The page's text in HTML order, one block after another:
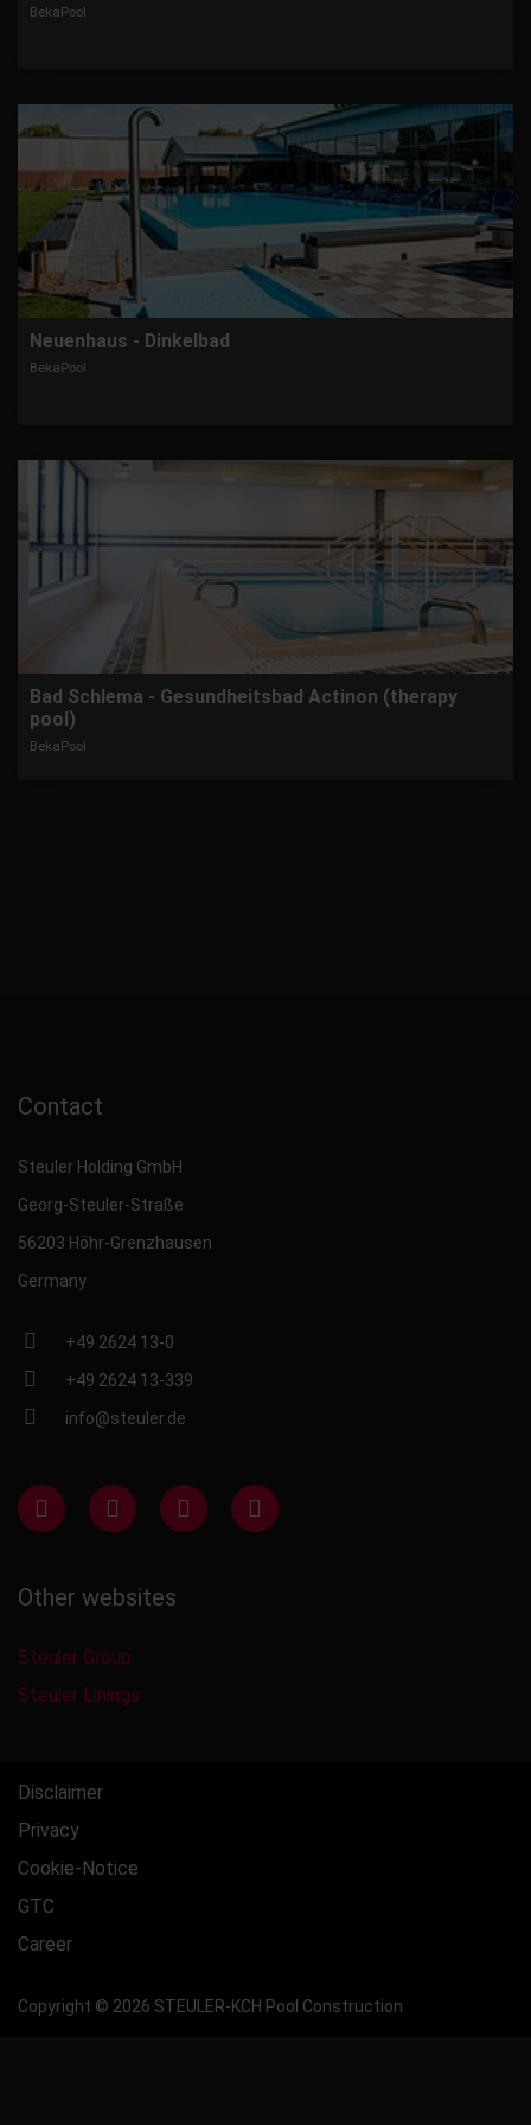
BekaPool
Neuenhaus - Dinkelbad
BekaPool
Bad Schlema - Gesundheitsbad Actinon (therapy
pool)
BekaPool
Contact
Steuler Holding GmbH
Georg-Steuler-Straße
56203 Höhr-Grenzhausen
Germany
+49 2624 13-0
+49 2624 13-339
info@steuler.de
Other websites
Steuler Group
Steuler Linings
Disclaimer
Privacy
Cookie-Notice
GTC
Career
Copyright © 2026 STEULER-KCH Pool Construction